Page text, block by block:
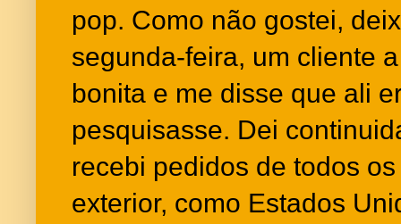
pop. Como não gostei,
segunda-feira, um cliente
bonita e me disse que ali
pesquisasse. Dei
recebi pedidos de todos
exterior, como Estados